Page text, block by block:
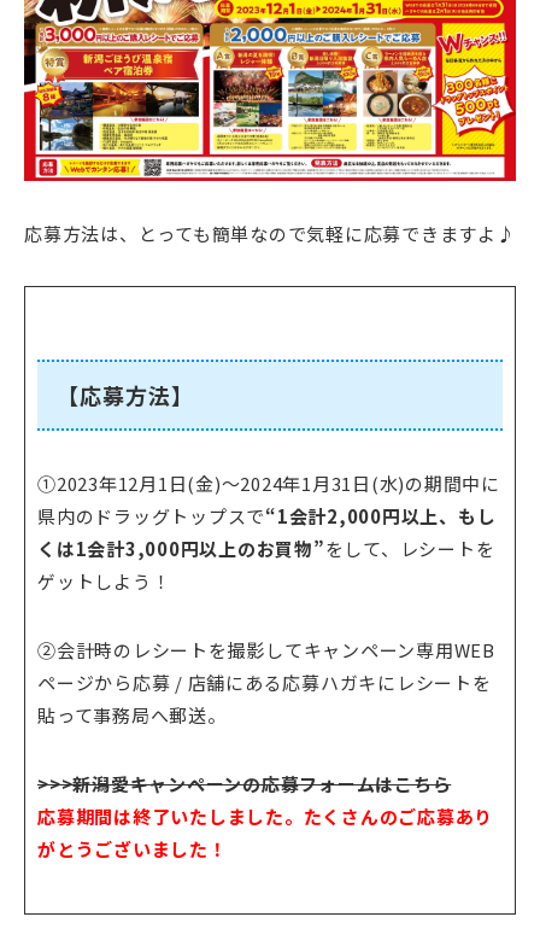
応募方法は、とっても簡単なので気軽に応募できますよ♪
【応募方法】
①2023年12月1日(金)～2024年1月31日(水)の期間中に
県内のドラッグトップスで“1会計2,000円以上、もし
くは1会計3,000円以上のお買物”をして、レシートを
ゲットしよう！
②会計時のレシートを撮影してキャンペーン専用WEB
ページから応募 / 店舗にある応募ハガキにレシートを
貼って事務局へ郵送。
>>>新潟愛キャンペーンの応募フォームはこちら
応募期間は終了いたしました。たくさんのご応募あり
がとうございました！